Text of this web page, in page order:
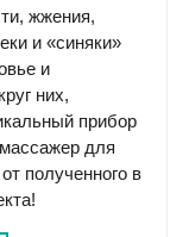
жжения,
и «синяки»
и
них,
прибор
для
полученного в